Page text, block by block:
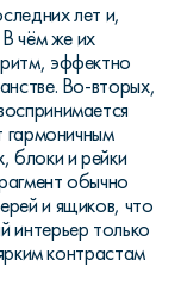
лет и,
чём же их
эффектно
Во-вторых,
гармоничным
блоки и рейки
обычно
и ящиков, что
интерьер только
контрастам